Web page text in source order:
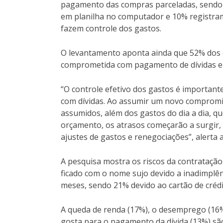
pagamento das compras parceladas,
em planilha no computador e 10%
fazem controle dos gastos.
O levantamento aponta ainda que 52%
comprometida com pagamento de dívidas
“O controle efetivo dos gastos é
com dívidas. Ao assumir um novo
assumidos, além dos gastos do dia a dia,
orçamento, os atrasos começarão a
ajustes de gastos e renegociações”, alerta
A pesquisa mostra os riscos da
ficado com o nome sujo devido a
meses, sendo 21% devido ao cartão de
A queda de renda (17%), o desemprego